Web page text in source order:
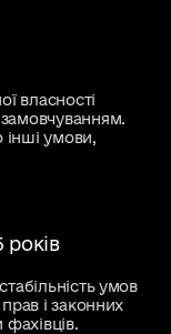
власності
умови,
років
умов
і законних
фахівців.